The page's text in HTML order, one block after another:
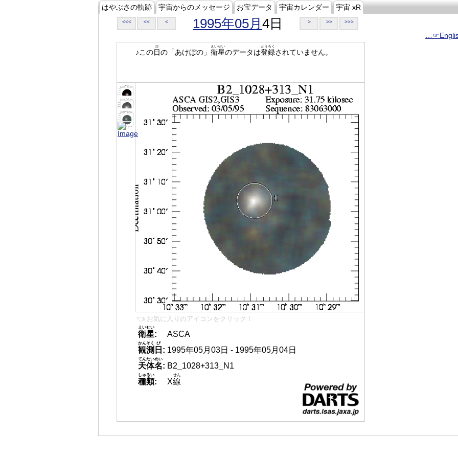
はやぶさの軌跡 宇宙からのメッセージ お宝データ 宇宙カレンダー 宇宙 xR
<<< << < 1995年05月 4日 > >> >>>
♪この日
ひ
の「あけぼの」 衛星
えいせい
のデータは登録
とうろく
されていません。
👈 お気に入りのアイコンをクリック！
衛星
えいせい
:
ASCA
観測
かんそく
日
び
: 1995年05月03日 - 1995年05月04日
天体名
てんたいめい
: B2_1028+313_N1
種類
しゅるい
: X線
せん